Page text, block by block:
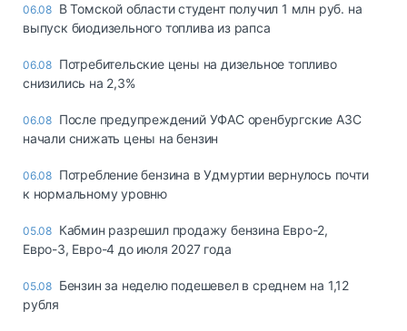
06.08 В Томской области студент получил 1 млн руб. на
выпуск биодизельного топлива из рапса
06.08 Потребительские цены на дизельное топливо
снизились на 2,3%
06.08 После предупреждений УФАС оренбургские АЗС
начали снижать цены на бензин
06.08 Потребление бензина в Удмуртии вернулось почти
к нормальному уровню
05.08 Кабмин разрешил продажу бензина Евро-2,
Евро-3, Евро-4 до июля 2027 года
05.08 Бензин за неделю подешевел в среднем на 1,12
рубля